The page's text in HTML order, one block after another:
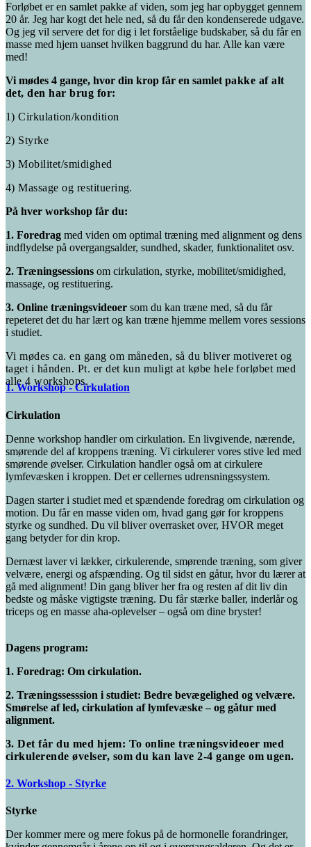
Forløbet er en samlet pakke af viden, som jeg har opbygget gennem
20 år. Jeg har kogt det hele ned, så du får den kondenserede udgave.
Og jeg vil servere det for dig i let forståelige budskaber, så du får en
masse med hjem uanset hvilken baggrund du har. Alle kan være
med!
Vi mødes 4 gange, hvor din krop får en samlet pakke af alt
det, den har brug for:
1)Cirkulation/kondition
2) Styrke
3)Mobilitet/smidighed
4)Massage og restituering.
På hver workshop får du:
1. Foredrag med viden om optimal træning med alignment og dens
indflydelse på overgangsalder, sundhed, skader, funktionalitet osv.
2. Træningsessions om cirkulation, styrke, mobilitet/smidighed,
massage, og restituering.
3. Online træningsvideoer som du kan træne med, så du får
repeteret det du har lært og kan træne hjemme mellem vores sessions
i studiet.
Vi mødes ca. en gang om måneden, så du bliver motiveret og
taget i hånden. Pt. er det kun muligt at købe hele forløbet med
alle 4 workshops.
1. Workshop - Cirkulation
Cirkulation
Denne workshop handler om cirkulation. En livgivende, nærende,
smørende del af kroppens træning. Vi cirkulerer vores stive led med
smørende øvelser. Cirkulation handler også om at cirkulere
lymfevæsken i kroppen. Det er cellernes udrensningssystem.
Dagen starter i studiet med et spændende foredrag om cirkulation og
motion. Du får en masse viden om, hvad gang gør for kroppens
styrke og sundhed. Du vil bliver overrasket over, HVOR meget
gang betyder for din krop.
Dernæst laver vi lækker, cirkulerende, smørende træning, som giver
velvære, energi og afspænding. Og til sidst en gåtur, hvor du lærer at
gå med alignment! Din gang bliver her fra og resten af dit liv din
bedste og måske vigtigste træning. Du får stærke baller, inderlår og
triceps og en masse aha-oplevelser – også om dine bryster!
Dagens program:
1. Foredrag: Om cirkulation.
2. Træningssesssion i studiet: Bedre bevægelighed og velvære.
Smørelse af led, cirkulation af lymfevæske – og gåtur med
alignment.
3.Det får du med hjem: To online træningsvideoer med
cirkulerende øvelser, som du kan lave 2-4 gange om ugen.
2. Workshop - Styrke
Styrke
Der kommer mere og mere fokus på de hormonelle forandringer,